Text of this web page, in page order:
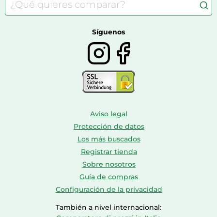
Comida para perros
Farmacia veterinaria
Bolsos y maletas
Síguenos
Aviso legal
Protección de datos
Los más buscados
Registrar tienda
Sobre nosotros
Guía de compras
Configuración de la privacidad
También a nivel internacional: